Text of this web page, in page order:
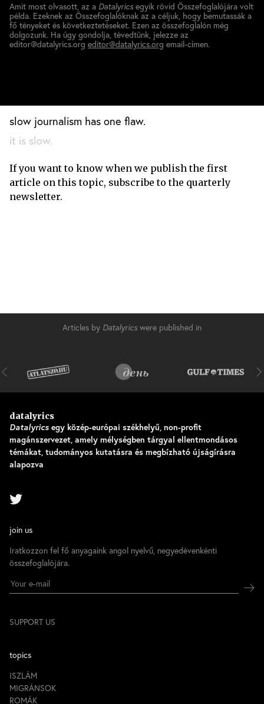
Amit most olvasott, az a Datalyrics egyik rövid Összefoglalójára volt
példa. Ezeknek az Összefoglalóknak az a céljuk, hogy bemutassák a
fő tényeket és következtetéseket. Ezen az összefoglalón még
dolgozunk. Ha úgy gondolja, tévedtünk, jelezze az
editor@datalyrics.org editor@datalyrics.org email-címen.
slow journalism has one flaw.
it is slow.
If you want to know when we publish the first
article on this topic, subscribe to the quarterly
newsletter.
Articles by Datalyrics were published in
datalyrics
Datalyrics egy közép-európai székhelyű, non-profit
magánszervezet, amely mélységben tárgyal ellentmondásos
témákat, tudományos kutatásra és megbízható újságírásra
alapozva
join us
Iratkozzon fel fő anyagaink angol nyelvű, negyedévenkénti
összefoglalójára.
SUPPORT US
topics
ISZLÁM
MIGRÁNSOK
ROMÁK